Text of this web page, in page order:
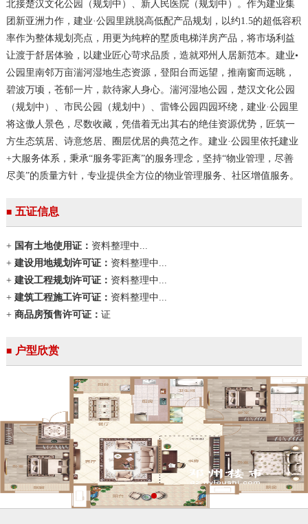
北接楚汉文化公园（规划中）、新人民医院（规划中）。作为建业集
团新亚洲力作，建业·公园里跳脱高低配产品规划，以约1.5的超低容积
率作为整体规划亮点，用更为纯粹的墅质电梯洋房产品，将市场利益
让渡于舒居体验，以建业匠心苛求品质，造就邓州人居新范本。建业•
公园里南邻万亩湍河湿地生态资源，登阳台而远望，推南窗而远眺，
碧波万顷，苍郁一片，款待家人身心。湍河湿地公园，楚汉文化公园
（规划中）、市民公园（规划中）、雷锋公园四园环绕，建业·公园里
将这傲人景色，尽数收藏，凭借着无出其右的绝佳资源优势，匠筑一
方生态筑居、诗意悠居、圈层优居的典范之作。建业·公园里依托建业
+大服务体系，秉承“服务零距离”的服务理念，坚持“物业管理，尽善
尽美”的质量方针，专业提供全方位的物业管理服务、社区增值服务。
■ 五证信息
+ 国有土地使用证： 资料整理中...
+ 建设用地规划许可证： 资料整理中...
+ 建设工程规划许可证： 资料整理中...
+ 建筑工程施工许可证： 资料整理中...
+ 商品房预售许可证： 证
■ 户型欣赏